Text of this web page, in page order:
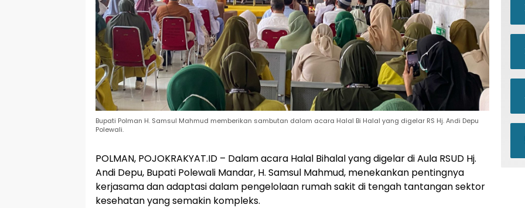
Bupati Polman H. Samsul Mahmud memberikan sambutan dalam acara Halal Bi Halal yang digelar RS Hj. Andi Depu
Polewali.
POLMAN, POJOKRAKYAT.ID – Dalam acara Halal Bihalal yang digelar di Aula RSUD Hj.
Andi Depu, Bupati Polewali Mandar, H. Samsul Mahmud, menekankan pentingnya
kerjasama dan adaptasi dalam pengelolaan rumah sakit di tengah tantangan sektor
kesehatan yang semakin kompleks.